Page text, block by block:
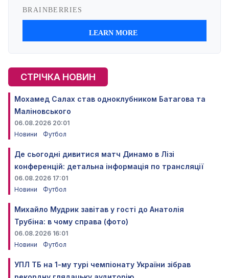
СТРІЧКА НОВИН
Мохамед Салах став одноклубником Батагова та
Маліновського
06.08.2026 20:01
Новини
Футбол
Де сьогодні дивитися матч Динамо в Лізі
конференцій: детальна інформація по трансляції
06.08.2026 17:01
Новини
Футбол
Михайло Мудрик завітав у гості до Анатолія
Трубіна: в чому справа (фото)
06.08.2026 16:01
Новини
Футбол
УПЛ ТБ на 1-му турі чемпіонату України зібрав